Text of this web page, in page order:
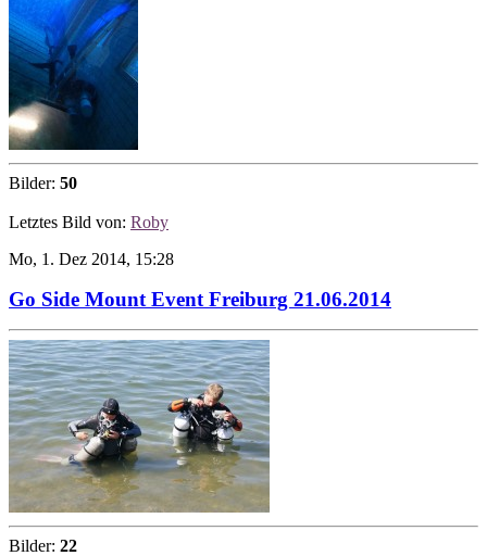
Bilder: 50
Letztes Bild von: Roby
Mo, 1. Dez 2014, 15:28
Go Side Mount Event Freiburg 21.06.2014
Bilder: 22